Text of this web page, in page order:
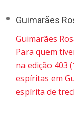
Guimarães
Guimarães
Para quem
na edição 403
espíritas em
espírita de